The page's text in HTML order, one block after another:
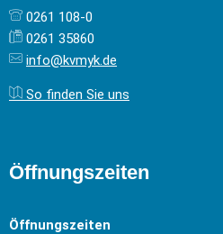
0261 108-0
0261 35860
info@kvmyk.de
So finden Sie uns
Öffnungszeiten
Öffnungszeiten